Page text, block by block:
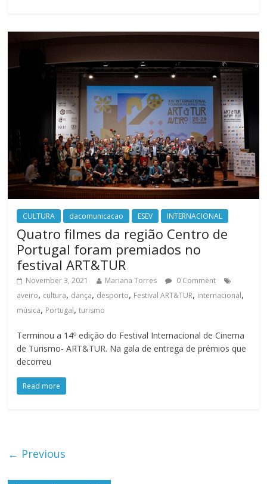
CULTURA dacomunicacao ESEV INTERNACIONAL
Quatro filmes da região Centro de
Portugal foram premiados no
festival ART&TUR
November 3, 2021 Mariana Torres
0 Comment
aveiro, cultura, dança, desporto, Festival ART&TUR, internacional,
música, Portugal,turismo
Terminou a 14º edição do Festival Internacional de Cinema
de Turismo- ART&TUR. Na gala de entrega de prémios que
decorreu
Read more
← Previous